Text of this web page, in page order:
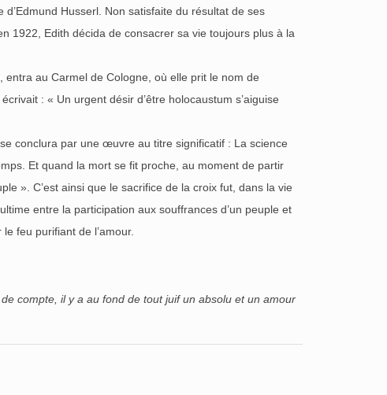
Husserl. Non satisfaite du résultat de ses
1922, Edith décida de consacrer sa vie toujours plus à la
entra au Carmel de Cologne, où elle prit le nom de
: « Un urgent désir d’être holocaustum s’aiguise
conclura par une œuvre au titre significatif : La science
Et quand la mort se fit proche, au moment de partir
». C’est ainsi que le sacrifice de la croix fut, dans la vie
entre la participation aux souffrances d’un peuple et
feu purifiant de l’amour.
compte, il y a au fond de tout juif un absolu et un amour